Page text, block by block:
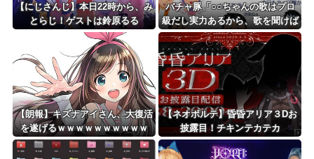
【にじさんじ】本日22時から、み
とらじ！ゲストは鈴原るる
バチャ豚「○○ちゃんの歌はプロ
級だし実力あるから、歌を聞けば
アンチも黙るよ」←これ
【朗報】キズナアイさん、大復活
を遂げるｗｗｗｗｗｗｗｗｗｗ
【ネオポルテ】昏昏アリア３Dお
披露目！チキンテカテカ